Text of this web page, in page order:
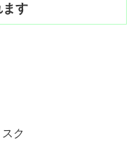
す
ク